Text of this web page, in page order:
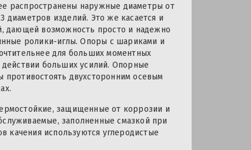
распространены наружные диаметры от
диаметров изделий. Это же касается и
дающей возможность просто и надежно
ролики-иглы. Опоры с шариками и
для больших моментных
больших усилий. Опорные
двухсторонним осевым
защищенные от коррозии и
заполненные смазкой при
качения используются углеродистые